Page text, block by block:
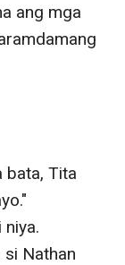
ang mga
bata, Tita
si Nathan